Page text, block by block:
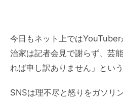
今日もネット上では
治家は記者会見で謝らず、芸
れば申し訳ありません」とい
SNSは理不尽と怒りをガソリ